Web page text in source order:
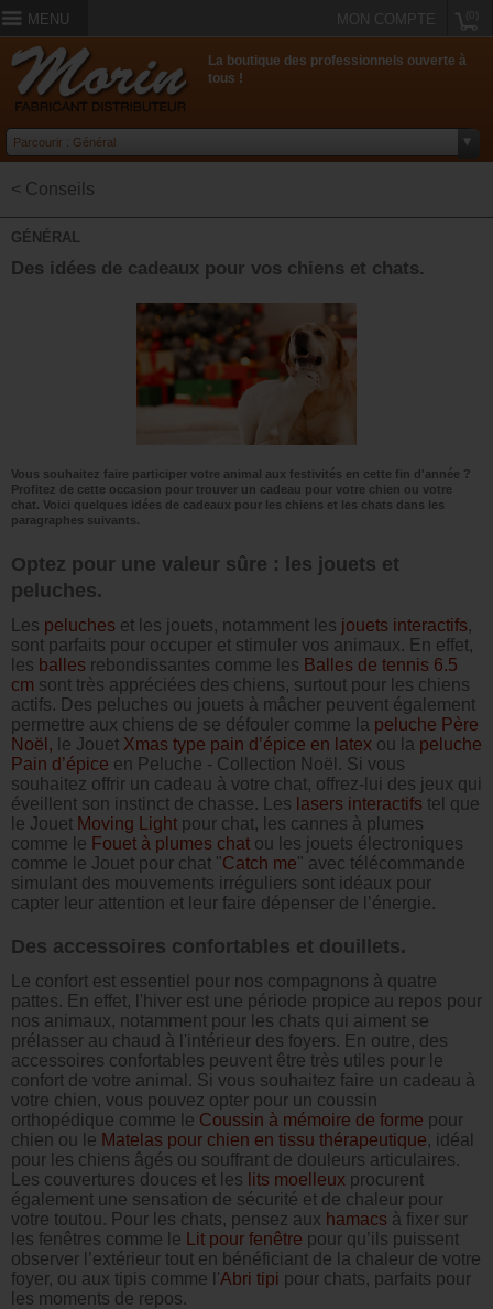
MENU MON COMPTE
La boutique des professionnels ouverte à
tous !
< Conseils
GÉNÉRAL
Des idées de cadeaux pour vos chiens et chats.
Vous souhaitez faire participer votre animal aux festivités en cette fin d'année ?
Profitez de cette occasion pour trouver un cadeau pour votre chien ou votre
chat. Voici quelques idées de cadeaux pour les chiens et les chats dans les
paragraphes suivants.
Optez pour une valeur sûre : les jouets et
peluches.
Les peluches et les jouets, notamment les jouets interactifs,
sont parfaits pour occuper et stimuler vos animaux. En effet,
les balles rebondissantes comme les Balles de tennis 6.5
cm sont très appréciées des chiens, surtout pour les chiens
actifs. Des peluches ou jouets à mâcher peuvent également
permettre aux chiens de se défouler comme la peluche Père
Noël, le Jouet Xmas type pain d’épice en latex ou la peluche
Pain d’épice en Peluche - Collection Noël. Si vous
souhaitez offrir un cadeau à votre chat, offrez-lui des jeux qui
éveillent son instinct de chasse. Les lasers interactifs tel que
le Jouet Moving Light pour chat, les cannes à plumes
comme le Fouet à plumes chat ou les jouets électroniques
comme le Jouet pour chat "Catch me" avec télécommande
simulant des mouvements irréguliers sont idéaux pour
capter leur attention et leur faire dépenser de l’énergie.
Des accessoires confortables et douillets.
Le confort est essentiel pour nos compagnons à quatre
pattes. En effet, l'hiver est une période propice au repos pour
nos animaux, notamment pour les chats qui aiment se
prélasser au chaud à l'intérieur des foyers. En outre, des
accessoires confortables peuvent être très utiles pour le
confort de votre animal. Si vous souhaitez faire un cadeau à
votre chien, vous pouvez opter pour un coussin
orthopédique comme le Coussin à mémoire de forme pour
chien ou le Matelas pour chien en tissu thérapeutique, idéal
pour les chiens âgés ou souffrant de douleurs articulaires.
Les couvertures douces et les lits moelleux procurent
également une sensation de sécurité et de chaleur pour
votre toutou. Pour les chats, pensez aux hamacs à fixer sur
les fenêtres comme le
Lit pour fenêtre pour qu’ils puissent
observer l’extérieur tout en bénéficiant de la chaleur de votre
foyer, ou aux tipis comme l'Abri tipi pour chats, parfaits pour
les moments de repos.